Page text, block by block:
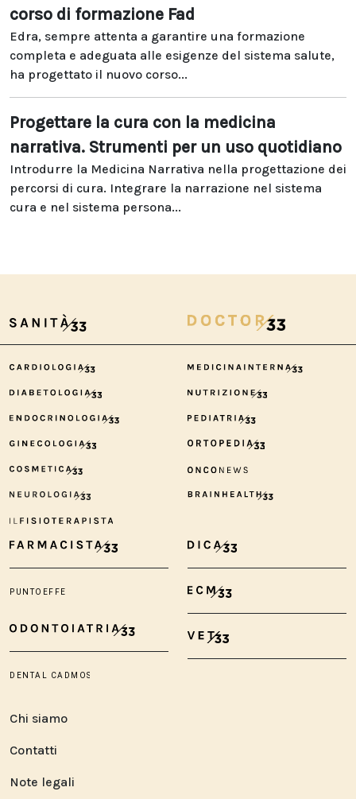
corso di formazione Fad
Edra, sempre attenta a garantire una formazione
completa e adeguata alle esigenze del sistema salute,
ha progettato il nuovo corso...
Progettare la cura con la medicina
narrativa. Strumenti per un uso quotidiano
Introdurre la Medicina Narrativa nella progettazione dei
percorsi di cura. Integrare la narrazione nel sistema
cura e nel sistema persona...
Chi siamo
Contatti
Note legali